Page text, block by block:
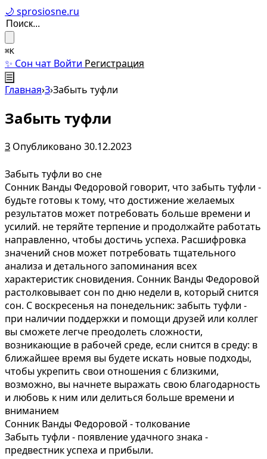
🌙 sprosiosne.ru
⌘K
✨ Сон чат Войти Регистрация
☰
Главная›З›Забыть туфли
Забыть туфли
З Опубликовано 30.12.2023
Забыть туфли во сне
Сонник Ванды Федоровой говорит, что забыть туфли -
будьте готовы к тому, что достижение желаемых
результатов может потребовать больше времени и
усилий. не теряйте терпение и продолжайте работать
направленно, чтобы достичь успеха. Расшифровка
значений снов может потребовать тщательного
анализа и детального запоминания всех
характеристик сновидения. Сонник Ванды Федоровой
растолковывает сон по дню недели в, который снится
сон. С воскресенья на понедельник: забыть туфли -
при наличии поддержки и помощи друзей или коллег
вы сможете легче преодолеть сложности,
возникающие в рабочей среде, если снится в среду: в
ближайшее время вы будете искать новые подходы,
чтобы укрепить свои отношения с близкими,
возможно, вы начнете выражать свою благодарность
и любовь к ним или делиться больше времени и
вниманием
Сонник Ванды Федоровой - толкование
Забыть туфли - появление удачного знака -
предвестник успеха и прибыли.